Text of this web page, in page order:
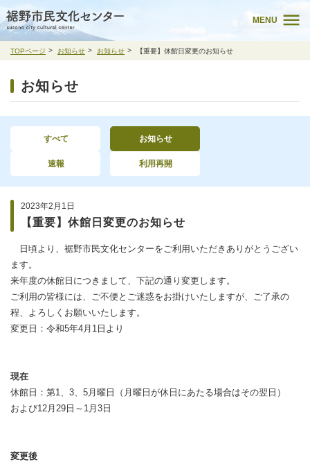
MENU
TOPページ お知らせ お知らせ 【重要】休館日変更のお知らせ
お知らせ
すべて お知らせ
速報 利用再開
2023年2月1日
【重要】休館日変更のお知らせ
日頃より、裾野市民文化センターをご利用いただきありがとうござい
ます。
来年度の休館日につきまして、下記の通り変更します。
ご利用の皆様には、ご不便とご迷惑をお掛けいたしますが、ご了承の
程、よろしくお願いいたします。
変更日：令和5年4月1日より
現在
休館日：第1、3、5月曜日（月曜日が休日にあたる場合はその翌日）
および12月29日～1月3日
変更後